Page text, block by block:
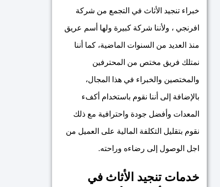
خبراء تنجيد الأثاث في التجمع من شركة
افرنجي ، ولأننا شركة كبيرة ولها أسم عريق
منذ العديد من السنوات الماضية، كما أننا
نمتلك فريق مختص من المحترفين
والمختصين والخبراء في هذا المجال،
بالإضافة إلى أننا نقوم باستخدام أكفء
المعدات وأفضل جودة واحترافية مع ذلك
نقوم بتقليل التكلفة المالية على العميل من
اجل الوصول إلى رضاءه وراحته.
خدمات تنجيد الأثاث في